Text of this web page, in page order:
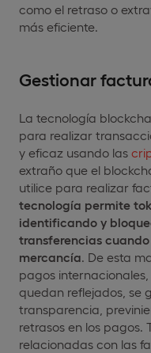
como el retraso o
más eficiente.
Gestionar
La tecnología
para realizar
y eficaz usando las
extraño que el
utilice para realizar
tecnología permite
identificando y
transferencias
mercancía . De esta
pagos
quedan reflejados, se
transparencia,
retrasos en los pagos.
relacionadas con las